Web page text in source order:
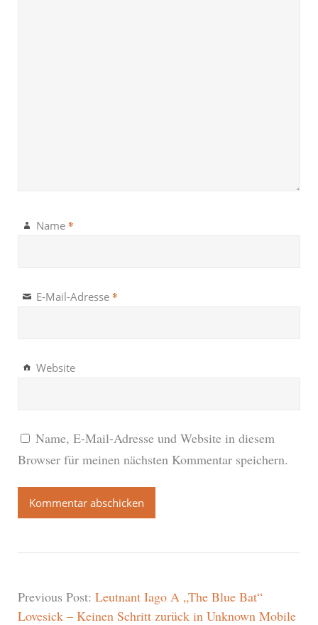
Name *
E-Mail-Adresse *
Website
Name, E-Mail-Adresse und Website in diesem
Browser für meinen nächsten Kommentar speichern.
Previous Post: Leutnant Iago A „The Blue Bat“
Lovesick – Keinen Schritt zurück in Unknown Mobile